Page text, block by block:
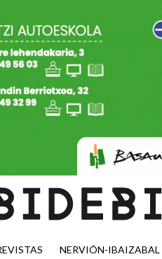
NERVIÓN-IBAIZABAL